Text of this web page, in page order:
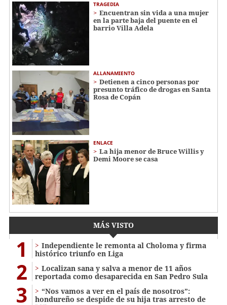
TRAGEDIA
Encuentran sin vida a una mujer
en la parte baja del puente en el
barrio Villa Adela
ALLANAMIENTO
Detienen a cinco personas por
presunto tráfico de drogas en Santa
Rosa de Copán
ENLACE
La hija menor de Bruce Willis y
Demi Moore se casa
MÁS VISTO
1
Independiente le remonta al Choloma y firma
histórico triunfo en Liga
2
Localizan sana y salva a menor de 11 años
reportada como desaparecida en San Pedro Sula
3
“Nos vamos a ver en el país de nosotros”:
hondureño se despide de su hija tras arresto de